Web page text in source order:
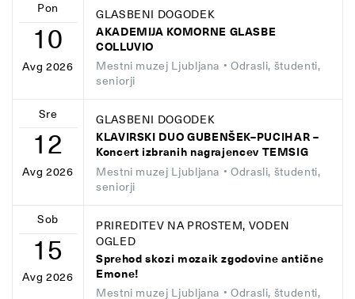
Pon
10
Avg 2026
GLASBENI DOGODEK
AKADEMIJA KOMORNE GLASBE
COLLUVIO
Mestni muzej Ljubljana • Odrasli, študenti,
seniorji
Sre
12
Avg 2026
GLASBENI DOGODEK
KLAVIRSKI DUO GUBENŠEK–PUCIHAR –
Koncert izbranih nagrajencev TEMSIG
Mestni muzej Ljubljana • Odrasli, študenti,
seniorji
Sob
15
Avg 2026
PRIREDITEV NA PROSTEM, VODEN
OGLED
Sprehod skozi mozaik zgodovine antične
Emone!
Mestni muzej Ljubljana • Odrasli, študenti,